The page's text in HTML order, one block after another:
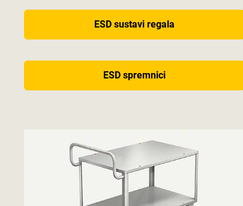
ESD sustavi regala
ESD spremnici